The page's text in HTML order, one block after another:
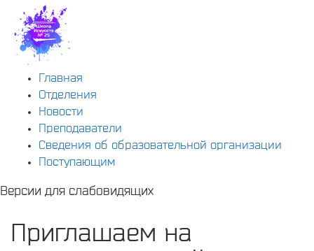
Главная
Отделения
Новости
Преподаватели
Сведения об образовательной организации
Поступающим
Версии для слабовидящих
Приглашаем на